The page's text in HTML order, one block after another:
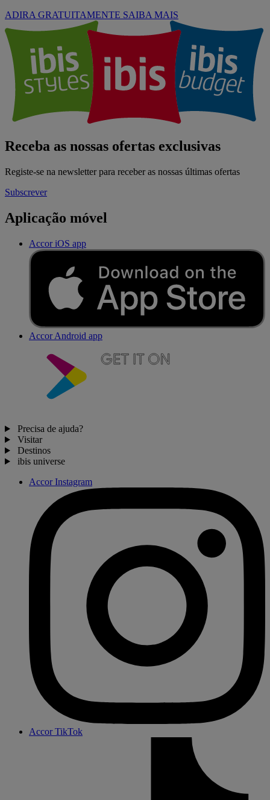
ADIRA GRATUITAMENTE SAIBA MAIS
Receba as nossas ofertas exclusivas
Registe-se na newsletter para receber as nossas últimas ofertas
Subscrever
Aplicação móvel
Accor iOS app
Accor Android app
Precisa de ajuda?
Visitar
Destinos
ibis universe
Accor Instagram
Accor TikTok